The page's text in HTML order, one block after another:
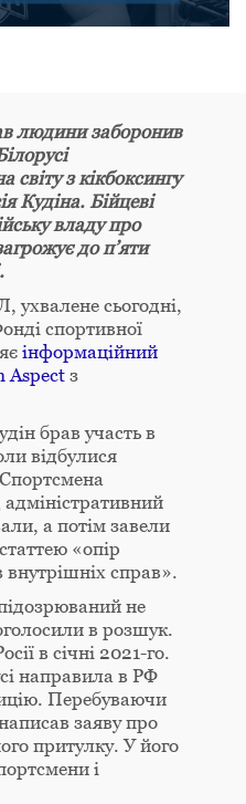
людини заборонив
світу з кікбоксингу
Кудіна. Бійцеві
владу про
до п’яти
сьогодні,
спортивної
інформаційний
Aspect з
брав участь в
відбулися
а потім завели
«опір
внутрішніх справ».
не
в розшук.
в січні 2021-го.
направила в РФ
Перебуваючи
заяву про
притулку. У його
і